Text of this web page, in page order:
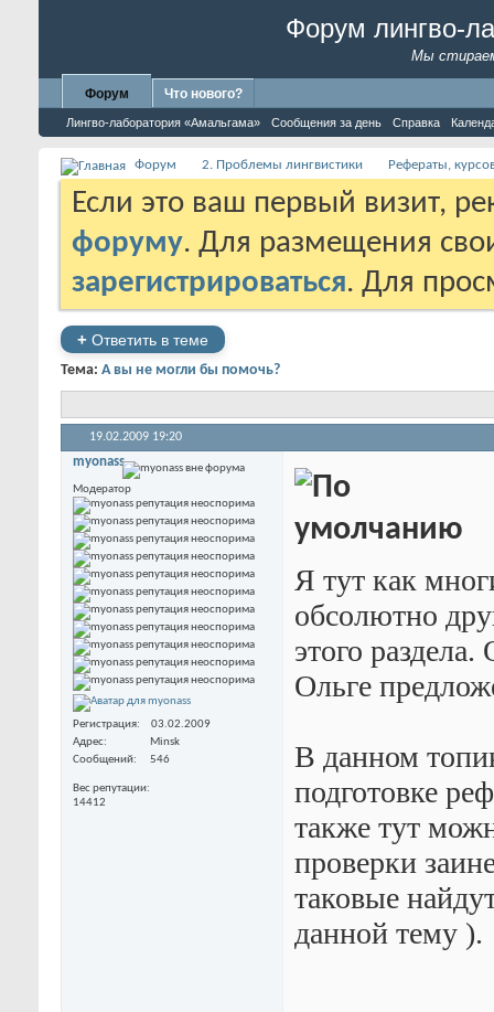
Форум лингво-
Мы
Форум
Лингво-лаборатория «Амальгама» Сообщения за день Справка
Что нового?
Форум 2. Проблемы лингвистики Рефераты,
Если это ваш первый визит,
форуму. Для размещения
зарегистрироваться. Для
+ Ответить в теме
Тема: А вы не могли бы помочь?
19.02.2009 19:20
myonass
Модератор
Регистрация
03.02.2009
Адрес
Minsk
Сообщений
546
Вес репутации
14412
Я тут как
обсолютно
этого
Ольге
В данном
подготовке
также тут
проверки
таковые
данной тему ).